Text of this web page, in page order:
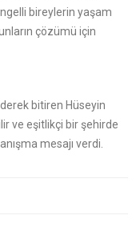
bireylerin yaşam
çözümü için
bitiren Hüseyin
ve eşitlikçi bir şehirde
mesajı verdi.